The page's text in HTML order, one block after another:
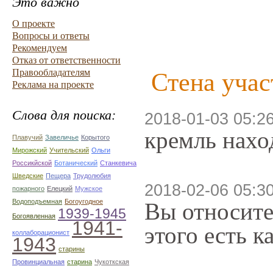
О проекте
Вопросы и ответы
Рекомендуем
Отказ от ответственности
Правообладателям
Реклама на проекте
Слова для поиска:
Плавучий Завеличье Корытого
Мирожский Учительский Ольги
Россикйской Ботанический Станкевича
Шведские Пещера Трудолюбия
пожарного Елецкий Мужское
Водоподъемная Богоугодное
Богоявленная 1939-1945
коллаборационист 1941-
1943 старины
Провинциальная старина Чукоткская
Стена
2018-01-03
кремль
2018-02-06
Вы
этого есть